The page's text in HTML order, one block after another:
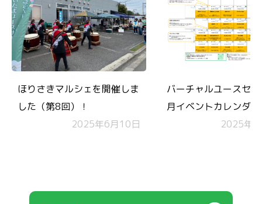
ほりさきマルシェを開催しま
した（第8回）！
2025年6月10日
バーチャルユースセ
月イベントカレンダー
2025年1